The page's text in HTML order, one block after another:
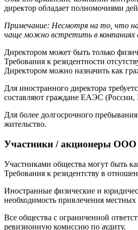
директор обладает полномочиями
Примечание: Несмотря на то, что
чаще можно встретить в компаниях
Директором может быть только
Требования к резидентности
Директором можно назначить как
Для иностранного директора
составляют граждане ЕАЭС (России,
Для более долгосрочного
жительство.
Участники / акционеры
Участниками общества могут быть
Требования к резидентству в
Иностранные физические и
необходимость привлечения местных
Все общества с ограниченной
ревизионную комиссию по аудиту.